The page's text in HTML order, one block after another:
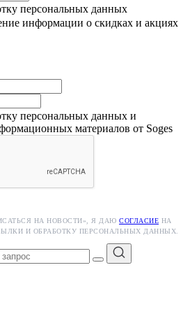
персональных данных
информации о скидках и акциях
персональных данных и
материалов от Soges
НА НОВОСТИ», Я ДАЮ СОГЛАСИЕ НА
И ОБРАБОТКУ ПЕРСОНАЛЬНЫХ ДАННЫХ.